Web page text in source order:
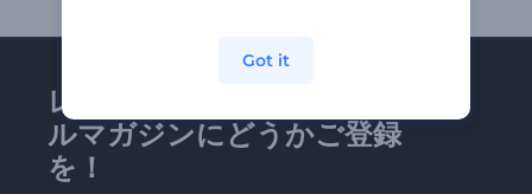
レンダーフォレストのメー
ルマガジンにどうかご登録
を！
Got it